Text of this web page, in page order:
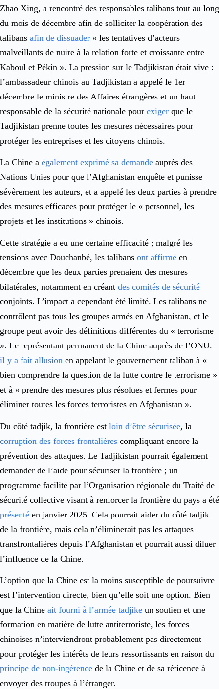
Zhao Xing, a rencontré des responsables talibans tout au long
du mois de décembre afin de solliciter la coopération des
talibans afin de dissuader « les tentatives d’acteurs
malveillants de nuire à la relation forte et croissante entre
Kaboul et Pékin ». La pression sur le Tadjikistan était vive :
l’ambassadeur chinois au Tadjikistan a appelé le 1er
décembre le ministre des Affaires étrangères et un haut
responsable de la sécurité nationale pour exiger que le
Tadjikistan prenne toutes les mesures nécessaires pour
protéger les entreprises et les citoyens chinois.
La Chine a également exprimé sa demande auprès des
Nations Unies pour que l’Afghanistan enquête et punisse
sévèrement les auteurs, et a appelé les deux parties à prendre
des mesures efficaces pour protéger le « personnel, les
projets et les institutions » chinois.
Cette stratégie a eu une certaine efficacité ; malgré les
tensions avec Douchanbé, les talibans ont affirmé en
décembre que les deux parties prenaient des mesures
bilatérales, notamment en créant des comités de sécurité
conjoints. L’impact a cependant été limité. Les talibans ne
contrôlent pas tous les groupes armés en Afghanistan, et le
groupe peut avoir des définitions différentes du « terrorisme
». Le représentant permanent de la Chine auprès de l’ONU.
il y a fait allusion en appelant le gouvernement taliban à «
bien comprendre la question de la lutte contre le terrorisme »
et à « prendre des mesures plus résolues et fermes pour
éliminer toutes les forces terroristes en Afghanistan ».
Du côté tadjik, la frontière est loin d’être sécurisée, la
corruption des forces frontalières compliquant encore la
prévention des attaques. Le Tadjikistan pourrait également
demander de l’aide pour sécuriser la frontière ; un
programme facilité par l’Organisation régionale du Traité de
sécurité collective visant à renforcer la frontière du pays a été
présenté en janvier 2025. Cela pourrait aider du côté tadjik
de la frontière, mais cela n’éliminerait pas les attaques
transfrontalières depuis l’Afghanistan et pourrait aussi diluer
l’influence de la Chine.
L’option que la Chine est la moins susceptible de poursuivre
est l’intervention directe, bien qu’elle soit une option. Bien
que la Chine ait fourni à l’armée tadjike un soutien et une
formation en matière de lutte antiterroriste, les forces
chinoises n’interviendront probablement pas directement
pour protéger les intérêts de leurs ressortissants en raison du
principe de non-ingérence de la Chine et de sa réticence à
envoyer des troupes à l’étranger.